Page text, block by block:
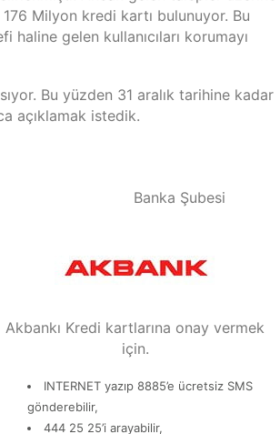
Milyon kredi kartı bulunuyor. Bu
haline gelen kullanıcıları korumayı
Bu yüzden 31 aralık tarihine kadar
açıklamak istedik.
Banka Şubesi
Akbankı Kredi kartlarına onay vermek
için.
INTERNET yazıp 8885’e ücretsiz SMS
gönderebilir,
444 25 25’i arayabilir,